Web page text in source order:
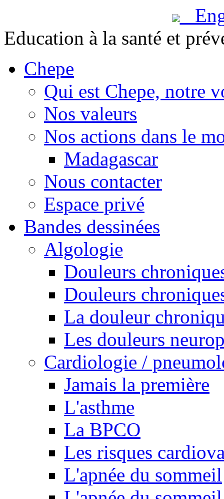
Education à la santé et
Chepe
Qui est Chepe, notre
Nos valeurs
Nos actions dans le
Madagascar
Nous contacter
Espace privé
Bandes dessinées
Algologie
Douleurs
Douleurs
La douleur
Les douleurs
Cardiologie /
Jamais la première
L'asthme
La BPCO
Les risques
L'apnée du sommeil